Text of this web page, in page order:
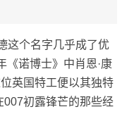
这个名字几乎成了优
《诺博士》中肖恩·康
英国特工便以其独特
007初露锋芒的那些经